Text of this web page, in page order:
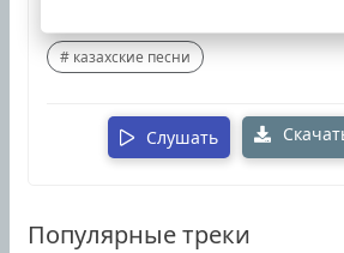
казахские песни
Слушать
Популярные треки